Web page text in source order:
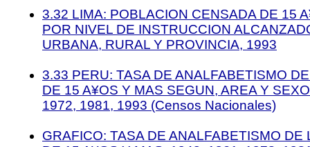
3.32 LIMA: POBLACION CENSADA DE 15
POR NIVEL DE INSTRUCCION
URBANA, RURAL Y PROVINCIA, 1993
3.33 PERU: TASA DE ANALFABETISMO
DE 15 A¥OS Y MAS SEGUN, AREA Y
1972, 1981, 1993 (Censos Nacionales)
GRAFICO: TASA DE ANALFABETISMO DE